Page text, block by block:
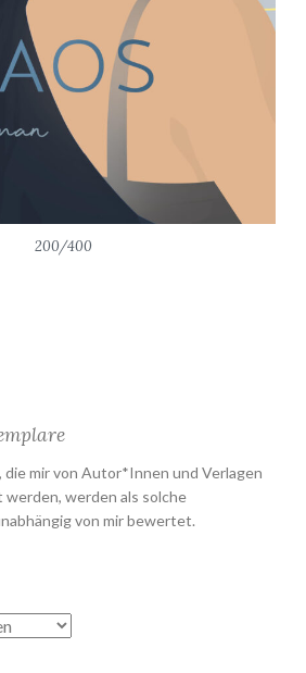
200/400
die mir von Autor*Innen und Verlagen
werden als solche
von mir bewertet.